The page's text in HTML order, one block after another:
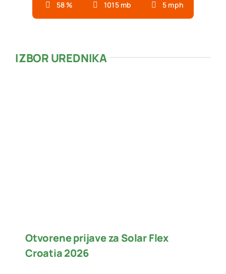
58 % 1015 mb 5 mph
IZBOR UREDNIKA
Otvorene prijave za Solar Flex
Croatia 2026